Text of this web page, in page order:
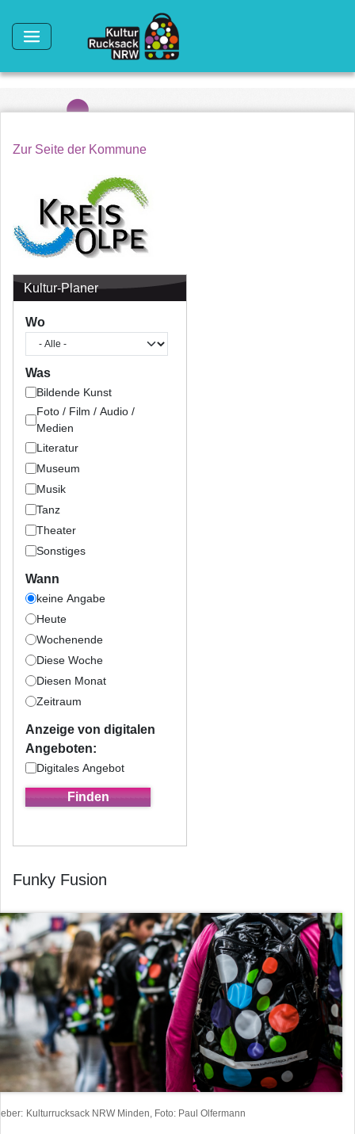
Zur Seite der Kommune
Kultur-Planer
Wo
Was
Bildende Kunst
Foto / Film / Audio /
Medien
Literatur
Museum
Musik
Tanz
Theater
Sonstiges
Wann
keine Angabe
Heute
Wochenende
Diese Woche
Diesen Monat
Zeitraum
Anzeige von digitalen
Angeboten:
Digitales Angebot
Funky Fusion
Kulturrucksack NRW Minden, Foto: Paul Olfermann